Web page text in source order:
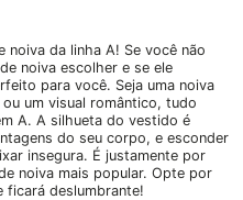
da linha A! Se você não
noiva escolher e se ele
para você. Seja uma noiva
um visual romântico, tudo
A. A silhueta do vestido é
do seu corpo, e esconder
insegura. É justamente por
noiva mais popular. Opte por
ficará deslumbrante!